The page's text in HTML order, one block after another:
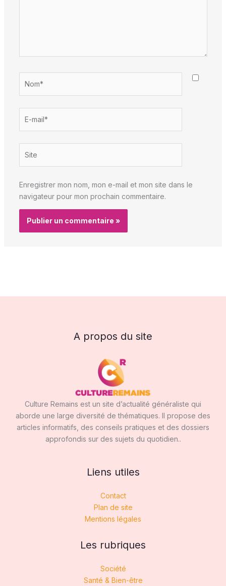
mail*
Enregistrer mon nom, mon e-mail et mon site dans le
navigateur pour mon prochain commentaire.
A propos du site
Culture Remains est un site d’actualité généraliste qui
aborde une large diversité de thématiques. Il propose des
articles informatifs, des conseils pratiques et des dossiers
approfondis sur des sujets du quotidien..
Liens utiles
Contact
Plan de site
Mentions légales
Les rubriques
Société
Santé & Bien-être